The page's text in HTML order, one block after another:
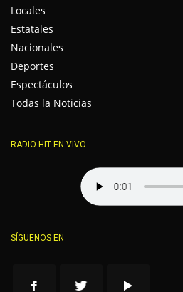
Locales
Estatales
Nacionales
Deportes
Espectáculos
Todas la Noticias
RADIO HIT EN VIVO
SÍGUENOS EN